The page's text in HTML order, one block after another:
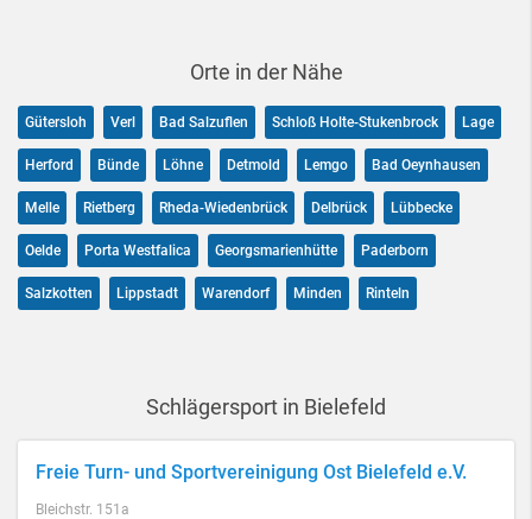
Orte in der Nähe
Gütersloh Verl Bad Salzuflen Schloß Holte-Stukenbrock Lage
Herford Bünde Löhne Detmold Lemgo Bad Oeynhausen
Melle Rietberg Rheda-Wiedenbrück Delbrück Lübbecke
Oelde Porta Westfalica Georgsmarienhütte Paderborn
Salzkotten Lippstadt Warendorf Minden Rinteln
Schlägersport in Bielefeld
Freie Turn- und Sportvereinigung Ost Bielefeld e.V.
Bleichstr. 151a